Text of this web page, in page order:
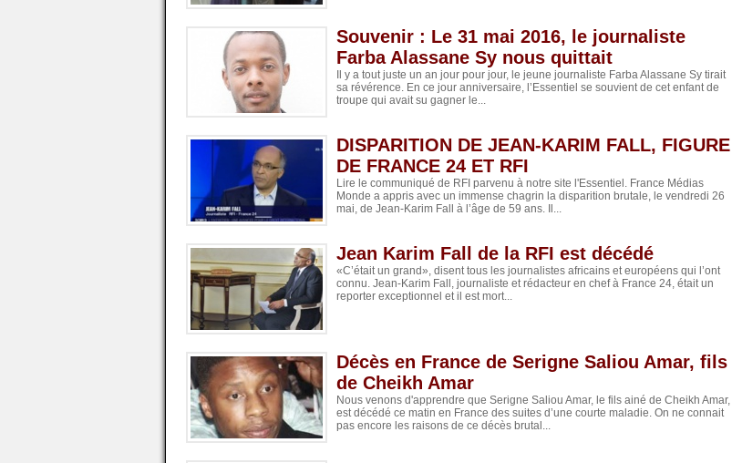
Souvenir : Le 31 mai 2016, le journaliste
Farba Alassane Sy nous quittait
Il y a tout juste un an jour pour jour, le jeune journaliste Farba Alassane Sy tirait
sa révérence. En ce jour anniversaire, l’Essentiel se souvient de cet enfant de
troupe qui avait su gagner le...
DISPARITION DE JEAN-KARIM FALL, FIGURE
DE FRANCE 24 ET RFI
Lire le communiqué de RFI parvenu à notre site l'Essentiel. France Médias
Monde a appris avec un immense chagrin la disparition brutale, le vendredi 26
mai, de Jean-Karim Fall à l’âge de 59 ans. Il...
Jean Karim Fall de la RFI est décédé
«C’était un grand», disent tous les journalistes africains et européens qui l’ont
connu. Jean-Karim Fall, journaliste et rédacteur en chef à France 24, était un
reporter exceptionnel et il est mort...
Décès en France de Serigne Saliou Amar, fils
de Cheikh Amar
Nous venons d'apprendre que Serigne Saliou Amar, le fils ainé de Cheikh Amar,
est décédé ce matin en France des suites d’une courte maladie. On ne connait
pas encore les raisons de ce décès brutal...